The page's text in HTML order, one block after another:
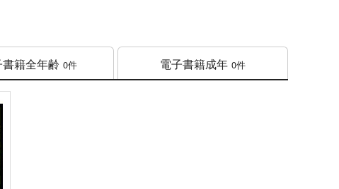
書籍全年齢 0件 電子書籍成年 0件